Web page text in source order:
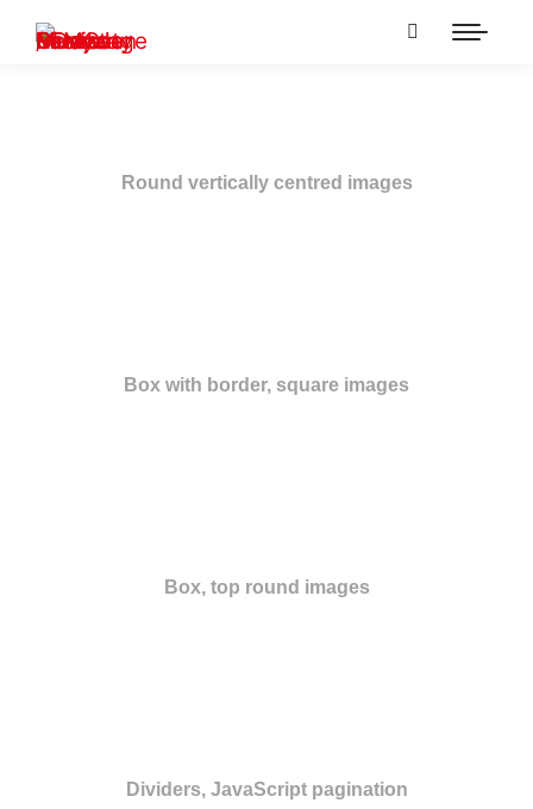
Round vertically centred images
Box with border, square images
Box, top round images
Dividers, JavaScript pagination